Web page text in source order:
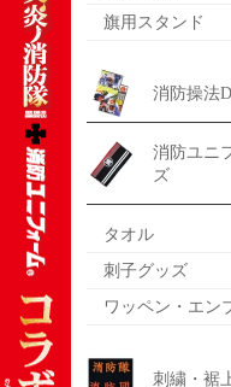
旗用スタンド
消防操法
消防ユニ
ズ
タオル
刺子グッズ
ワッペン・エン
刺繍・裾